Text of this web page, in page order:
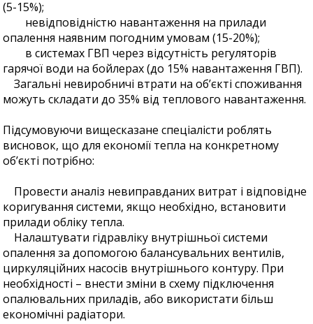
(5-15%);
невідповідністю навантаження на прилади
опалення наявним погодним умовам (15-20%);
в системах ГВП через відсутність регуляторів
гарячої води на бойлерах (до 15% навантаження ГВП).
Загальні невиробничі втрати на об’єкті споживання
можуть складати до 35% від теплового навантаження.
Підсумовуючи вищесказане спеціалісти роблять
висновок, що для економії тепла на конкретному
об’єкті потрібно:
Провести аналіз невиправданих витрат і відповідне
коригування системи, якщо необхідно, встановити
прилади обліку тепла.
Налаштувати гідравліку внутрішньої системи
опалення за допомогою балансувальних вентилів,
циркуляційних насосів внутрішнього контуру. При
необхідності – внести зміни в схему підключення
опалювальних приладів, або використати більш
економічні радіатори.